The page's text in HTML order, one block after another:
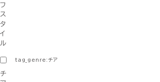
フ
ス
タ
イ
ル
tag_genre:チア
チ